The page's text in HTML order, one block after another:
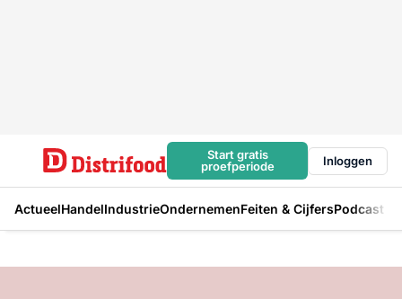
Start gratis
proefperiode
Inloggen
ActueelHandelIndustrieOndernemenFeiten & CijfersPodcast